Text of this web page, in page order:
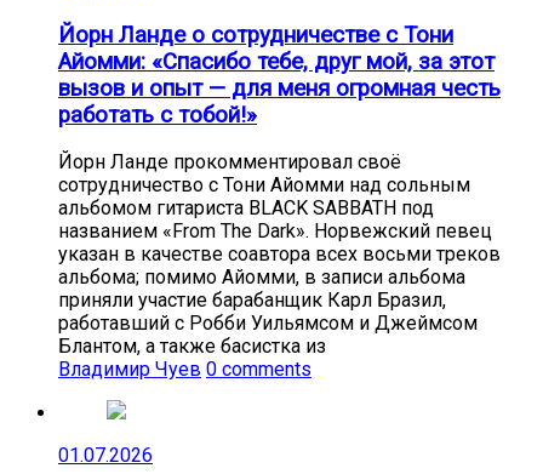
Йорн Ланде о сотрудничестве с Тони
Айомми: «Спасибо тебе, друг мой, за этот
вызов и опыт — для меня огромная честь
работать с тобой!»
Йорн Ланде прокомментировал своё
сотрудничество с Тони Айомми над сольным
альбомом гитариста BLACK SABBATH под
названием «From The Dark». Норвежский певец
указан в качестве соавтора всех восьми треков
альбома; помимо Айомми, в записи альбома
приняли участие барабанщик Карл Бразил,
работавший с Робби Уильямсом и Джеймсом
Блантом, а также басистка из
Владимир Чуев 0 comments
01.07.2026